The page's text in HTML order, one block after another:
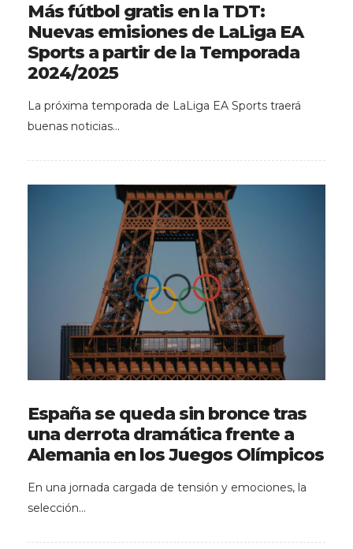
Más fútbol gratis en la TDT:
Nuevas emisiones de LaLiga EA
Sports a partir de la Temporada
2024/2025
La próxima temporada de LaLiga EA Sports traerá
buenas noticias…
España se queda sin bronce tras
una derrota dramática frente a
Alemania en los Juegos Olímpicos
En una jornada cargada de tensión y emociones, la
selección…